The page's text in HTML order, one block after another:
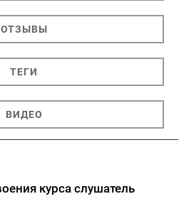
ОТЗЫВЫ
ТЕГИ
ВИДЕО
курса слушатель